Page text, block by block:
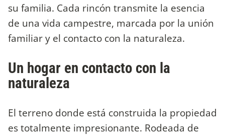
su familia. Cada rincón transmite la esencia
de una vida campestre, marcada por la unión
familiar y el contacto con la naturaleza.
Un hogar en contacto con la
naturaleza
El terreno donde está construida la propiedad
es totalmente impresionante. Rodeada de